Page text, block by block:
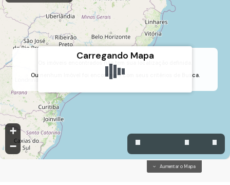
Colinas de Inhandjara, Itupeva, São Paulo, Brasil
+
−
Carregando Mapa
Os imóveis encontrados não tem sua localização definida.
Ou nenhum Imóvel foi encontrado com seus critérios de Busca.
Aumentar o Mapa